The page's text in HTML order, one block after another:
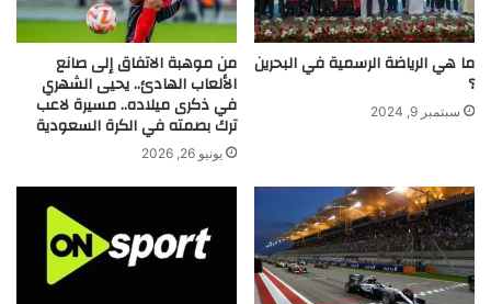
ما هي الرياضة الرسمية في البحرين
؟
سبتمبر 9, 2024
من موهبة الاتفاق إلى صانع
الألعاب الهادئ.. يحيى الشهري
في ذكرى ميلاده.. مسيرة لاعب
ترك بصمته في الكرة السعودية
يونيو 26, 2026